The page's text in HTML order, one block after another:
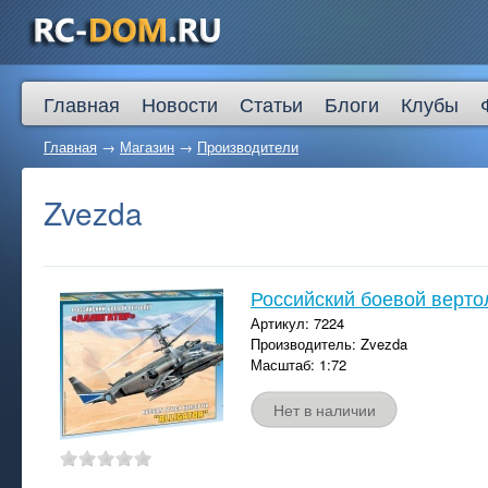
Главная Новости Статьи Блоги Клубы
Главная → Магазин → Производители
Zvezda
Российский боевой
Артикул: 7224
Производитель: Zvezda
Масштаб: 1:72
Нет в наличии